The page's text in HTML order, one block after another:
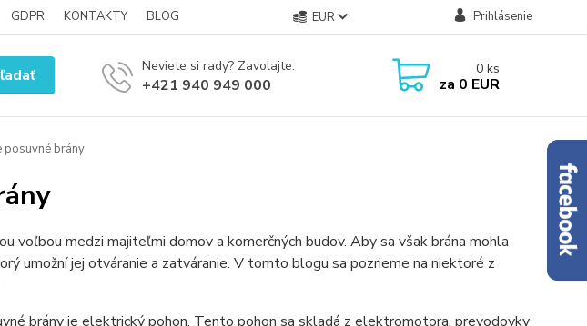
GDPR KONTAKTY BLOG EUR Prihlásenie
Neviete si rady? Zavolajte.
+421 940 949 000
0 ks
za 0 EUR
posuvné brány
voľbou medzi majiteľmi domov a komerčných budov. Aby sa však brána mohla
umožní jej otváranie a zatváranie. V tomto blogu sa pozrieme na niektoré z
brány je elektrický pohon. Tento pohon sa skladá z elektromotora, prevodovky